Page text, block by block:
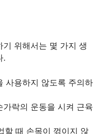
위해서는 몇 가지 생
.
사용하지 않도록 주의하
가락의 운동을 시켜 근육
할 때 손목이 꺾이지 않